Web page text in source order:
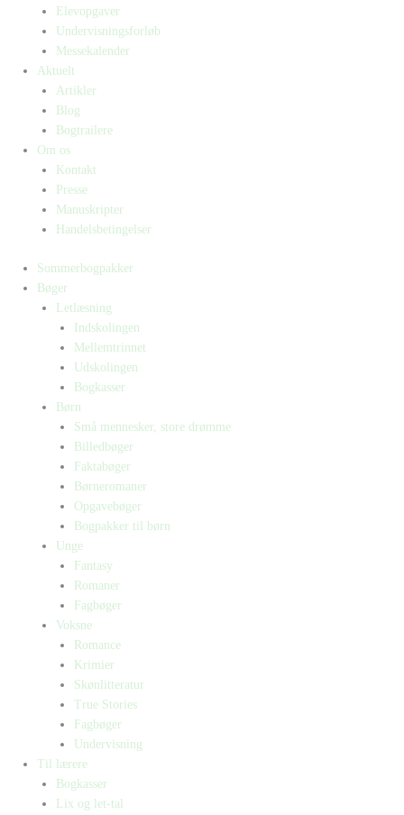
Elevopgaver
Undervisningsforløb
Messekalender
Aktuelt
Artikler
Blog
Bogtrailere
Om os
Kontakt
Presse
Manuskripter
Handelsbetingelser
Sommerbogpakker
Bøger
Letlæsning
Indskolingen
Mellemtrinnet
Udskolingen
Bogkasser
Børn
Små mennesker, store drømme
Billedbøger
Faktabøger
Børneromaner
Opgavebøger
Bogpakker til børn
Unge
Fantasy
Romaner
Fagbøger
Voksne
Romance
Krimier
Skønlitteratur
True Stories
Fagbøger
Undervisning
Til lærere
Bogkasser
Lix og let-tal